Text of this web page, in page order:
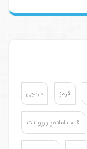
نارنجی قرمز
قالب آماده پاورپوینت